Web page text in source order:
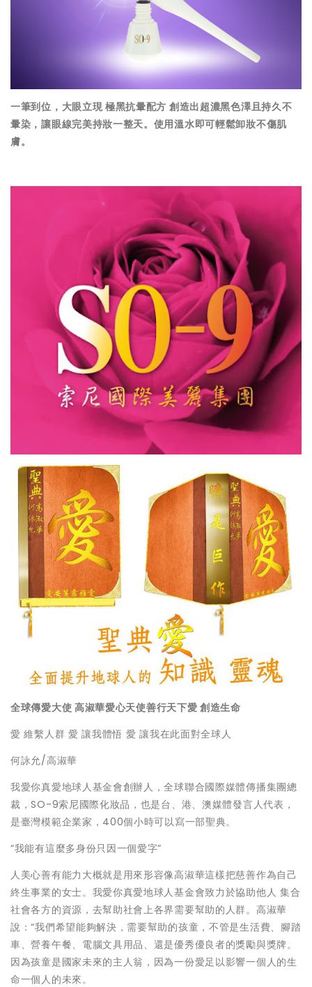
一筆到位，大眼立現 極黑抗暈配方 創造出超濃黑色澤且持久不
暈染，讓眼線完美持妝一整天。使用溫水即可輕鬆卸妝不傷肌
膚。
全球傳愛大使 高淑華愛心天使善行天下愛 創造生命
愛 維繫人群 愛 讓我體悟 愛 讓我在此面對全球人
何詠允/高淑華
我愛你真愛地球人基金會創辦人，全球聯合國際媒體傳播集團總
裁，SO-9索尼國際化妝品，也是台、港、澳媒體發言人代表，
是臺灣模範企業家，400個小時可以寫一部聖典。
“我能有這麼多身份只因一個愛字”
人美心善有能力大概就是用來形容像高淑華這樣把慈善作為自己
終生事業的女士。我愛你真愛地球人基金會致力於協助他人 集合
社會各方的資源，去幫助社會上各界需要幫助的人群。高淑華
說：“我們希望能夠解決，需要幫助的孩童，不管是生活費、腳踏
車、營養午餐、電腦文具用品、還是優秀優良者的獎勵與獎牌。
因為孩童是國家未來的主人翁，因為一份愛足以影響一個人的生
命一個人的未來。